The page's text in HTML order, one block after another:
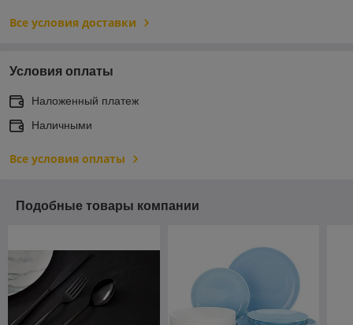
Все условия доставки
Условия оплаты
Наложенный платеж
Наличными
Все условия оплаты
Подобные товары компании